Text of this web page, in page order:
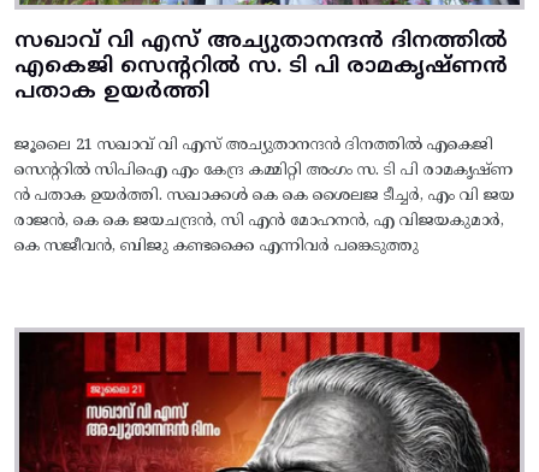
സഖാവ് വി എസ് അച്യുതാനന്ദൻ ദിനത്തിൽ
എകെജി സെന്ററിൽ സ. ടി പി രാമകൃഷ്‌ണൻ
പതാക ഉയർത്തി
ജൂലൈ 21 സഖാവ് വി എസ് അച്യുതാനന്ദൻ ദിനത്തിൽ എകെജി
സെന്ററിൽ സിപിഐ എം കേന്ദ്ര കമ്മിറ്റി അംഗം സ. ടി പി രാമകൃഷ്‌ണ
ൻ പതാക ഉയർത്തി. സഖാക്കൾ കെ കെ ശൈലജ ടീച്ചർ, എം വി ജയ
രാജൻ, കെ കെ ജയചന്ദ്രൻ, സി എൻ മോഹനൻ, എ വിജയകുമാർ,
കെ സജീവൻ, ബിജു കണ്ടക്കൈ എന്നിവർ പങ്കെടുത്തു